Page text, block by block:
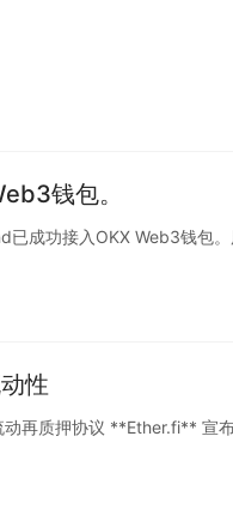
钱包。
成功接入OKX Web3钱包
性
再质押协议 **Ether.fi** 宣